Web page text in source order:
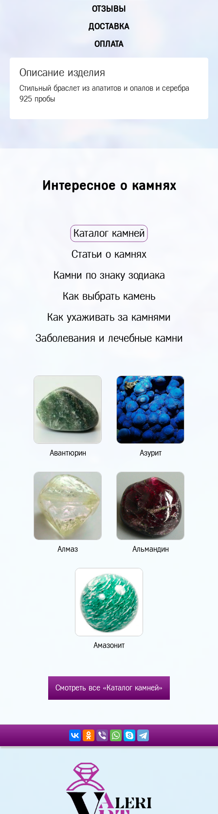
ОТЗЫВЫ
ДОСТАВКА
ОПЛАТА
Описание изделия
Стильный браслет из апатитов и опалов и серебра
925 пробы
Интересное о камнях
Каталог камней
Статьи о камнях
Камни по знаку зодиака
Как выбрать камень
Как ухаживать за камнями
Заболевания и лечебные камни
Авантюрин Азурит
Алмаз Альмандин
Амазонит
Смотреть все «Каталог камней»